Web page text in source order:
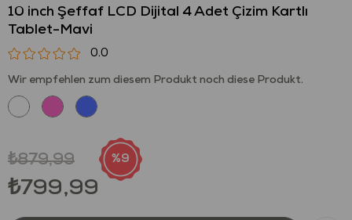
10 inch Şeffaf LCD Dijital 4 Adet Çizim Kartlı
Tablet-Mavi
0.0
Wir empfehlen zum diesem Produkt noch diese Produkt.
₺879,99
₺799,99
9